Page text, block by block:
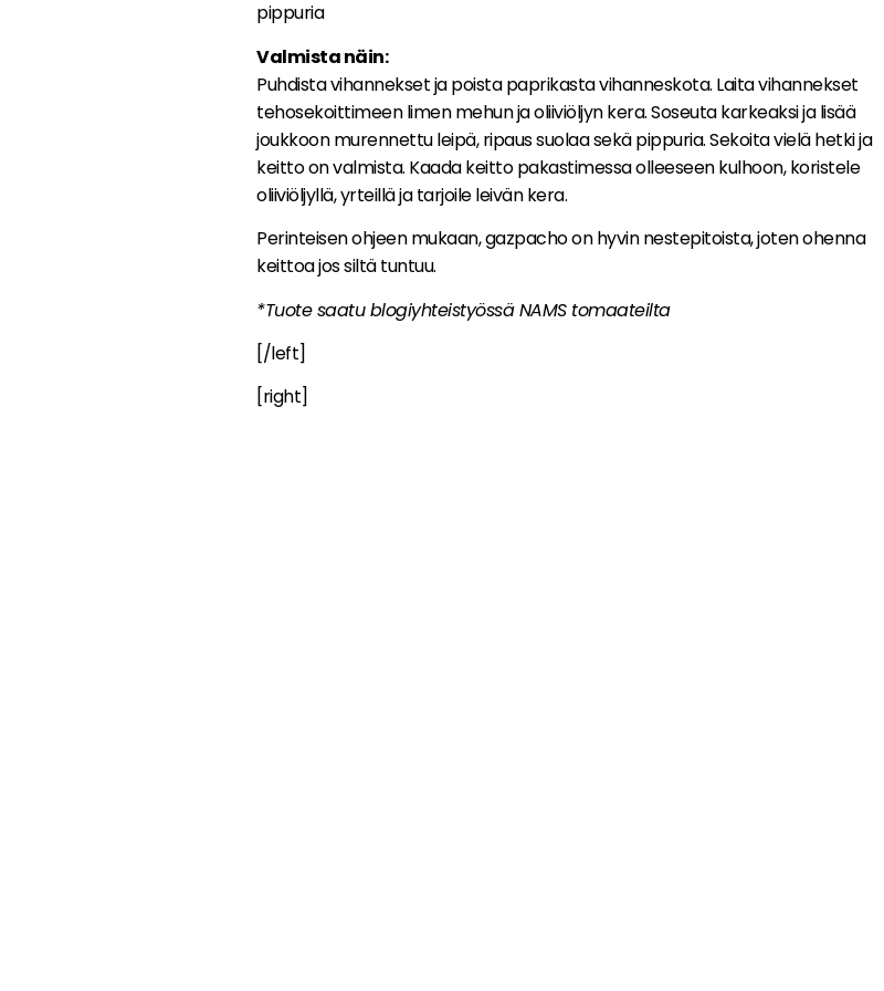
pippuria
Valmista näin:
Puhdista vihannekset ja poista paprikasta vihanneskota. Laita vihannekset
tehosekoittimeen limen mehun ja oliiviöljyn kera. Soseuta karkeaksi ja lisää
joukkoon murennettu leipä, ripaus suolaa sekä pippuria. Sekoita vielä hetki ja
keitto on valmista. Kaada keitto pakastimessa olleeseen kulhoon, koristele
oliiviöljyllä, yrteillä ja tarjoile leivän kera.
Perinteisen ohjeen mukaan, gazpacho on hyvin nestepitoista, joten ohenna
keittoa jos siltä tuntuu.
*Tuote saatu blogiyhteistyössä NAMS tomaateilta
[/left]
[right]